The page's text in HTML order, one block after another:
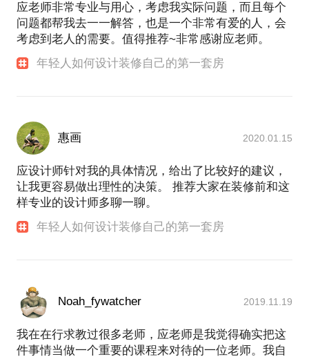
应老师非常专业与用心，考虑我实际问题，而且每个
问题都帮我去一一解答，也是一个非常有爱的人，会
考虑到老人的需要。值得推荐~非常感谢应老师。
年轻人如何设计装修自己的第一套房
惠画 2020.01.15
应设计师针对我的具体情况，给出了比较好的建议，
让我更容易做出理性的决策。 推荐大家在装修前和这
样专业的设计师多聊一聊。
年轻人如何设计装修自己的第一套房
Noah_fywatcher 2019.11.19
我在在行求教过很多老师，应老师是我觉得确实把这
件事情当做一个重要的课程来对待的一位老师。我自